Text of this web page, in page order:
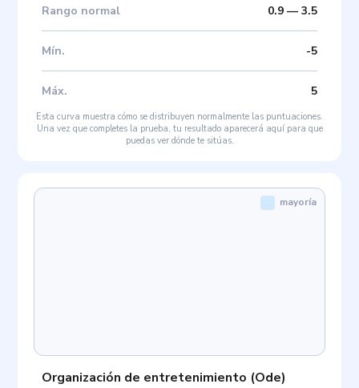
Rango normal 0.9— 3.5
Mín. -5
Máx. 5
Esta curva muestra cómo se distribuyen normalmente las puntuaciones.
Una vez que completes la prueba, tu resultado aparecerá aquí para que
puedas ver dónde te sitúas.
Organización de entretenimiento (Ode)
mayoría